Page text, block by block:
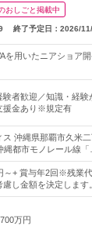
おしごと掲載中
終了予定日： 2026/
を用いたニアショア
験者歓迎／知識・経
援金あり※規定有
ス 沖縄県那覇市久米
都市モノレール線「
～+ 賞与年2回※残業
慮し金額を決定しま
万円